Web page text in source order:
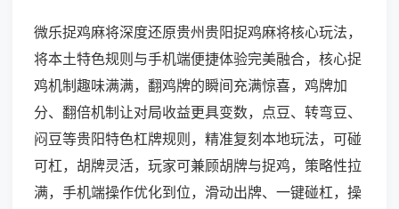
微乐捉鸡麻将深度还原贵州贵阳捉鸡麻将核心玩法，
将本土特色规则与手机端便捷体验完美融合，核心捉
鸡机制趣味满满，翻鸡牌的瞬间充满惊喜，鸡牌加
分、翻倍机制让对局收益更具变数，点豆、转弯豆、
闷豆等贵阳特色杠牌规则，精准复刻本地玩法，可碰
可杠，胡牌灵活，玩家可兼顾胡牌与捉鸡，策略性拉
满，手机端操作优化到位，滑动出牌、一键碰杠，操